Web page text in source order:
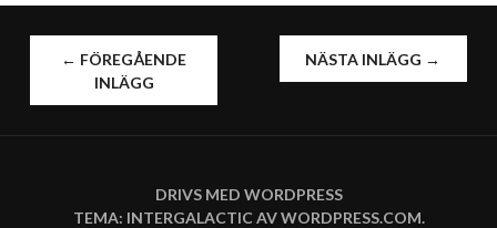
INLÄGGSNAVIGERING
← FÖREGÅENDE
INLÄGG
NÄSTA INLÄGG →
DRIVS MED WORDPRESS
TEMA: INTERGALACTIC AVWORDPRESS.COM.